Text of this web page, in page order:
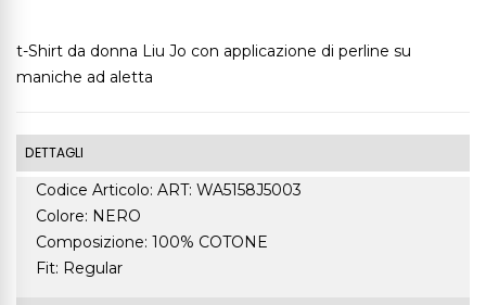
t-Shirt da donna Liu Jo con applicazione di perline su
maniche ad aletta
DETTAGLI
Codice Articolo: ART: WA5158J5003
Colore: NERO
Composizione: 100% COTONE
Fit: Regular